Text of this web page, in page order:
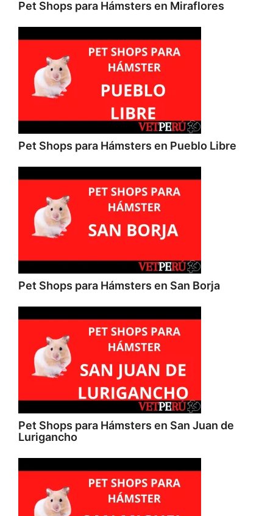
Pet Shops para Hámsters en Miraflores
Pet Shops para Hámsters en Pueblo Libre
Pet Shops para Hámsters en San Borja
Pet Shops para Hámsters en San Juan de
Lurigancho